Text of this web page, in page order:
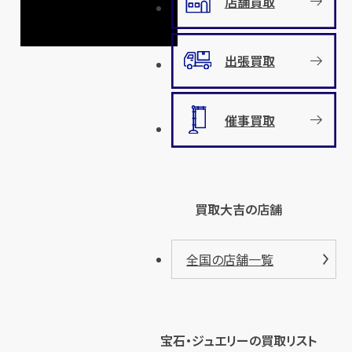
出張買取
催事買取
買取大吉の店舗
全国の店舗一覧
宝石・ジュエリーの買取リスト